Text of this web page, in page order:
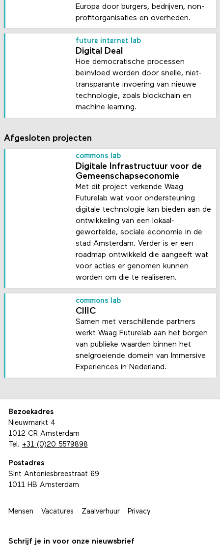
Europa door burgers, bedrijven, non-
profitorganisaties en overheden.
future internet lab
Digital Deal
Hoe democratische processen
beïnvloed worden door snelle, niet-
transparante invoering van nieuwe
technologie, zoals blockchain en
machine learning.
Afgesloten projecten
commons lab
Digitale Infrastructuur voor de
Gemeenschapseconomie
Met dit project verkende Waag
Futurelab wat voor ondersteuning
digitale technologie kan bieden aan de
ontwikkeling van een lokaal-
gewortelde, sociale economie in de
stad Amsterdam. Verder is er een
roadmap ontwikkeld die aangeeft wat
voor acties er genomen kunnen
worden om die te realiseren.
commons lab
CIIIC
Samen met verschillende partners
werkt Waag Futurelab aan het borgen
van publieke waarden binnen het
snelgroeiende domein van Immersive
Experiences in Nederland.
Bezoekadres
Nieuwmarkt 4
1012 CR Amsterdam
Tel. +31 (0)20 5579898
Postadres
Sint Antoniesbreestraat 69
1011 HB Amsterdam
Mensen Vacatures Zaalverhuur Privacy
Schrijf je in voor onze nieuwsbrief